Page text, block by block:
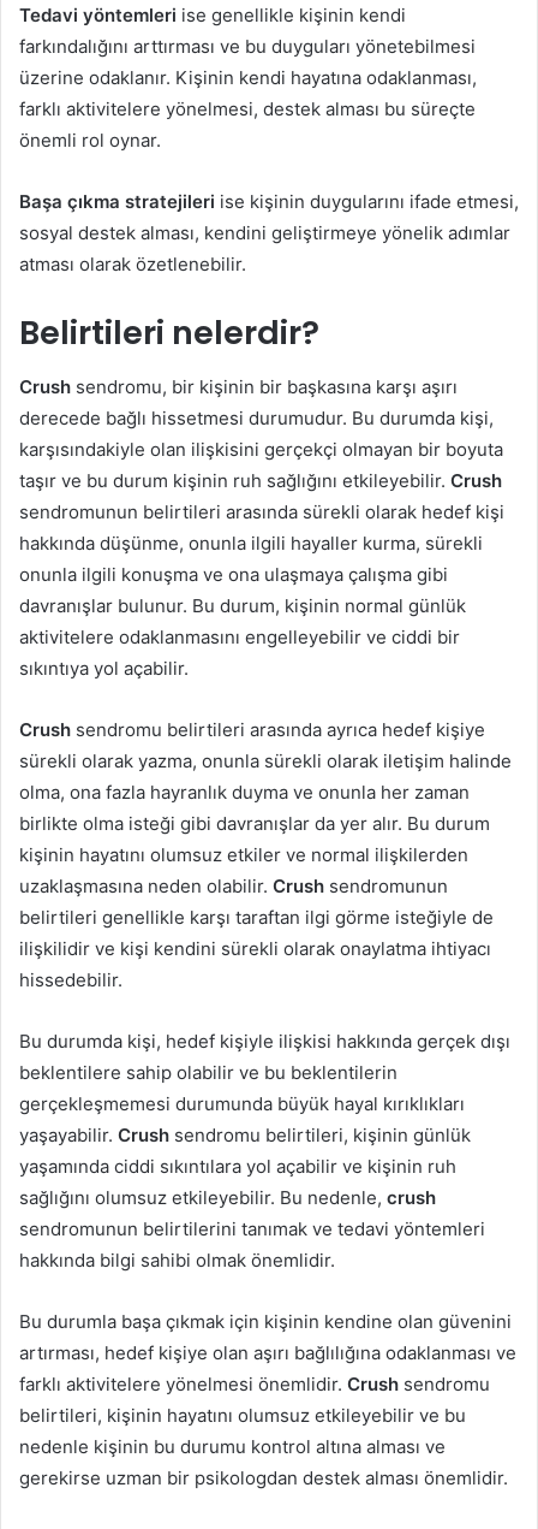
Tedavi yöntemleri ise genellikle kişinin kendi
farkındalığını arttırması ve bu duyguları yönetebilmesi
üzerine odaklanır. Kişinin kendi hayatına odaklanması,
farklı aktivitelere yönelmesi, destek alması bu süreçte
önemli rol oynar.
Başa çıkma stratejileri ise kişinin duygularını ifade etmesi,
sosyal destek alması, kendini geliştirmeye yönelik adımlar
atması olarak özetlenebilir.
Belirtileri nelerdir?
Crush sendromu, bir kişinin bir başkasına karşı aşırı
derecede bağlı hissetmesi durumudur. Bu durumda kişi,
karşısındakiyle olan ilişkisini gerçekçi olmayan bir boyuta
taşır ve bu durum kişinin ruh sağlığını etkileyebilir. Crush
sendromunun belirtileri arasında sürekli olarak hedef kişi
hakkında düşünme, onunla ilgili hayaller kurma, sürekli
onunla ilgili konuşma ve ona ulaşmaya çalışma gibi
davranışlar bulunur. Bu durum, kişinin normal günlük
aktivitelere odaklanmasını engelleyebilir ve ciddi bir
sıkıntıya yol açabilir.
Crush sendromu belirtileri arasında ayrıca hedef kişiye
sürekli olarak yazma, onunla sürekli olarak iletişim halinde
olma, ona fazla hayranlık duyma ve onunla her zaman
birlikte olma isteği gibi davranışlar da yer alır. Bu durum
kişinin hayatını olumsuz etkiler ve normal ilişkilerden
uzaklaşmasına neden olabilir. Crush sendromunun
belirtileri genellikle karşı taraftan ilgi görme isteğiyle de
ilişkilidir ve kişi kendini sürekli olarak onaylatma ihtiyacı
hissedebilir.
Bu durumda kişi, hedef kişiyle ilişkisi hakkında gerçek dışı
beklentilere sahip olabilir ve bu beklentilerin
gerçekleşmemesi durumunda büyük hayal kırıklıkları
yaşayabilir. Crush sendromu belirtileri, kişinin günlük
yaşamında ciddi sıkıntılara yol açabilir ve kişinin ruh
sağlığını olumsuz etkileyebilir. Bu nedenle, crush
sendromunun belirtilerini tanımak ve tedavi yöntemleri
hakkında bilgi sahibi olmak önemlidir.
Bu durumla başa çıkmak için kişinin kendine olan güvenini
artırması, hedef kişiye olan aşırı bağlılığına odaklanması ve
farklı aktivitelere yönelmesi önemlidir. Crush sendromu
belirtileri, kişinin hayatını olumsuz etkileyebilir ve bu
nedenle kişinin bu durumu kontrol altına alması ve
gerekirse uzman bir psikologdan destek alması önemlidir.